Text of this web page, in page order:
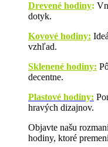
Drevené hodiny:
dotyk.
Kovové hodiny:
vzhľad.
Sklenené hodiny:
decentne.
Plastové hodiny:
hravých dizajnov.
Objavte našu
hodiny, ktoré